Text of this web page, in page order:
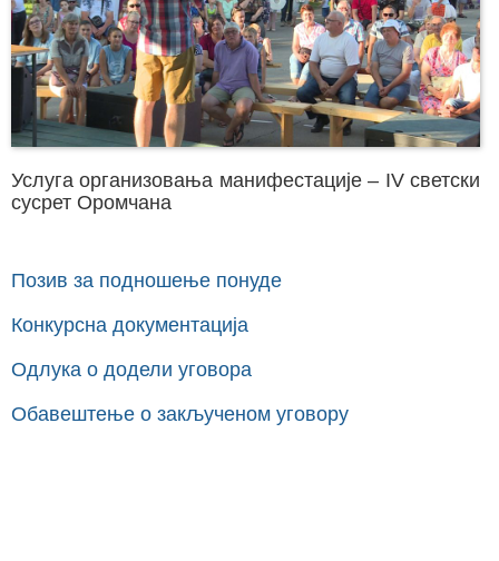
Услуга организовања манифестације – IV светски
сусрет Оромчана
Позив за подношење понуде
Конкурсна документација
Одлука о додели уговора
Обавештење о закљученом уговору